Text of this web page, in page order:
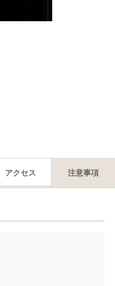
アクセス 注意事項